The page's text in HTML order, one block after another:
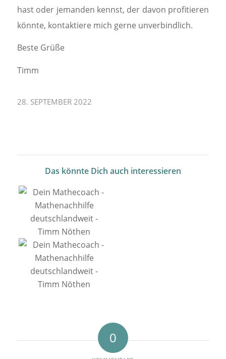
hast oder jemanden kennst, der davon profitieren
könnte, kontaktiere mich gerne unverbindlich.
Beste Grüße
Timm
28. SEPTEMBER 2022
Das könnte Dich auch interessieren
0